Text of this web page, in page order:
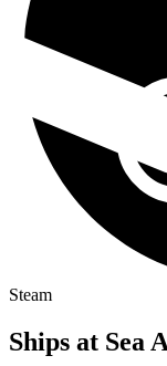
Steam
Ships at Sea